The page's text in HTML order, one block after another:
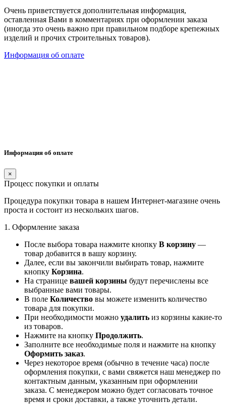
Очень приветствуется дополнительная информация,
оставленная Вами в комментариях при оформлении заказа
(иногда это очень важно при правильном подборе крепежных
изделий и прочих строительных товаров).
Информация об оплате
Информация об оплате
×
Процесс покупки и оплаты
Процедура покупки товара в нашем Интернет-магазине очень
проста и состоит из нескольких шагов.
1. Оформление заказа
После выбора товара нажмите кнопку В корзину —
товар добавится в вашу корзину.
Далее, если вы закончили выбирать товар, нажмите
кнопку Корзина.
На странице вашей корзины будут перечислены все
выбранные вами товары.
В поле Количество вы можете изменить количество
товара для покупки.
При необходимости можно удалить из корзины какие-то
из товаров.
Нажмите на кнопку Продолжить.
Заполните все необходимые поля и нажмите на кнопку
Оформить заказ.
Через некоторое время (обычно в течение часа) после
оформления покупки, с вами свяжется наш менеджер по
контактным данным, указанным при оформлении
заказа. С менеджером можно будет согласовать точное
время и сроки доставки, а также уточнить детали.